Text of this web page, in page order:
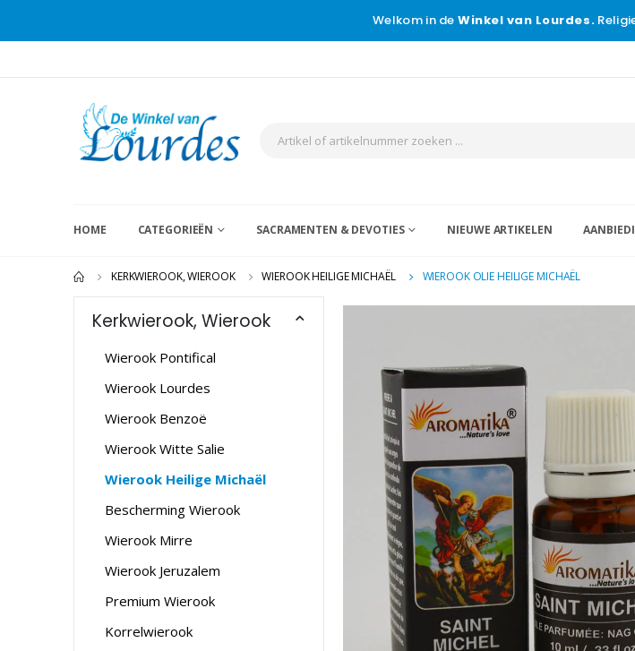
Welkom in deWinkel van Lourdes.
HOME CATEGORIEËN SACRAMENTEN & DEVOTIES NIEUWE ARTIKELEN
KERKWIEROOK, WIEROOK WIEROOK HEILIGE MICHAËL WIEROOK OLIE HEILIGE MICHAËL
Kerkwierook, Wierook
Wierook Pontifical
Wierook Lourdes
Wierook Benzoë
Wierook Witte Salie
Wierook Heilige Michaël
Bescherming Wierook
Wierook Mirre
Wierook Jeruzalem
Premium Wierook
Korrelwierook